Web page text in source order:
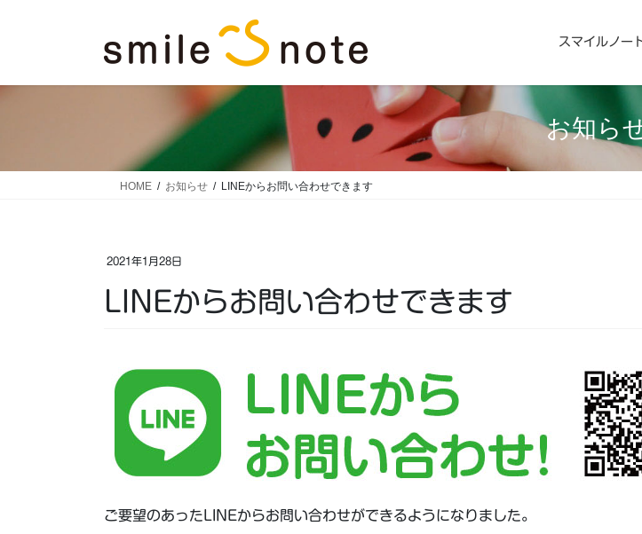
スマイルノー
お知ら
HOME お知らせ LINEからお問い合わせできます
2021年1月28日
LINEからお問い合わせできます
ご要望のあったLINEからお問い合わせができるようになりました。